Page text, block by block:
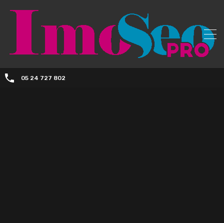
05 24 727 802